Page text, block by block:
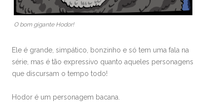
O bom gigante Hodor!
Ele é grande, simpático, bonzinho e só tem uma fala na
série, mas é tão expressivo quanto aqueles personagens
que discursam o tempo todo!
Hodor é um personagem bacana.